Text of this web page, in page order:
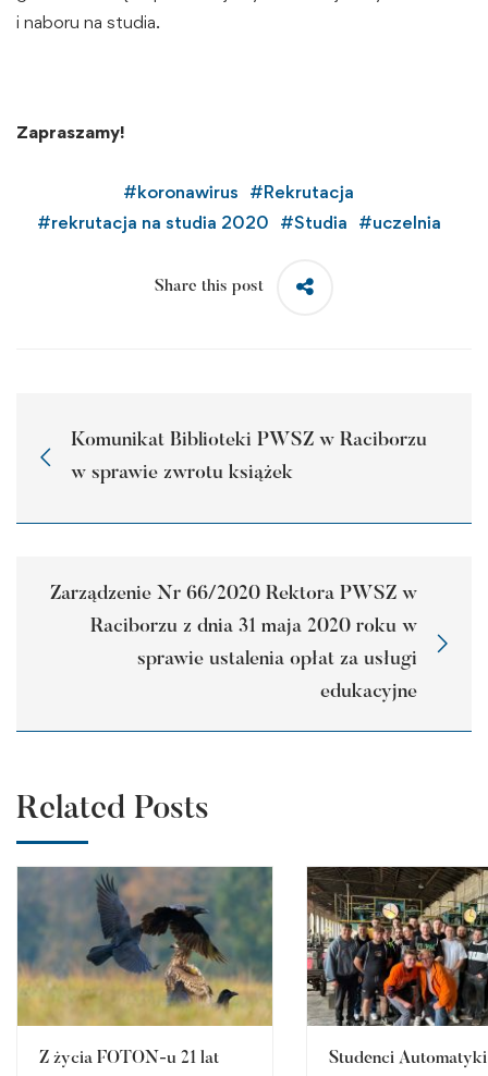
i naboru na studia.
Zapraszamy!
#koronawirus #Rekrutacja
#rekrutacja na studia 2020 #Studia #uczelnia
Share this post
Komunikat Biblioteki PWSZ w Raciborzu
w sprawie zwrotu książek
Zarządzenie Nr 66/2020 Rektora PWSZ w
Raciborzu z dnia 31 maja 2020 roku w
sprawie ustalenia opłat za usługi
edukacyjne
Related Posts
Z życia FOTON-u 21 lat
Studenci